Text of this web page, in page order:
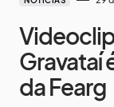
Gravataí
da Fearg